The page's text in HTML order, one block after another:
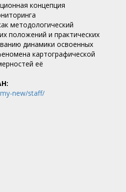
концепция
методологический
положений и практических
динамики освоенных
картографической
её
new/staff/